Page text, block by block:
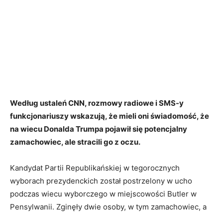
Według ustaleń CNN, rozmowy radiowe i SMS-y
funkcjonariuszy wskazują, że mieli oni świadomość, że
na wiecu Donalda Trumpa pojawił się potencjalny
zamachowiec, ale stracili go z oczu.
Kandydat Partii Republikańskiej w tegorocznych
wyborach prezydenckich został postrzelony w ucho
podczas wiecu wyborczego w miejscowości Butler w
Pensylwanii. Zginęły dwie osoby, w tym zamachowiec, a